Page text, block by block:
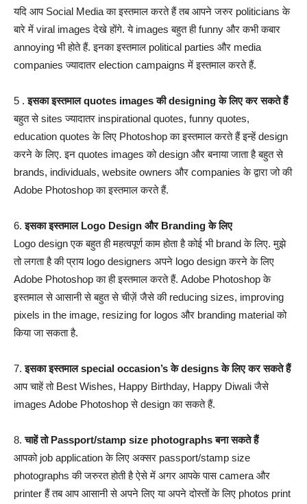
यदि आप Social Media का इस्तमाल करते हैं तब आपने जरुर politicians के
बारे में viral images देखे होंगे. ये images बहुत ही funny और कभी कबार
annoying भी होते हैं. इनका इस्तमाल political parties और media
companies ज्यादातर election campaigns में इस्तमाल करते हैं.
5 .इसका इस्तमाल quotes images की designing के लिए कर सकते हैं
बहुत से sites ज्यादातर inspirational quotes, funny quotes,
education quotes के लिए Photoshop का इस्तमाल करते हैं इन्हें design
करने के लिए. इन quotes images को design और बनाया जाता है बहुत से
brands, individuals, website owners और companies के द्वारा जो की
Adobe Photoshop का इस्तमाल करते हैं.
6.इसका इस्तमाल Logo Design और Branding के लिए
Logo design एक बहुत ही महत्वपूर्ण काम होता है कोई भी brand के लिए. मुझे
तो लगता है की प्राय logo designers अपने logo design करने के लिए
Adobe Photoshop का ही इस्तमाल करते हैं. Adobe Photoshop के
इस्तमाल से आसानी से बहुत से चीज़ें जैसे की reducing sizes, improving
pixels in the image, resizing for logos और branding material को
किया जा सकता है.
7.इसका इस्तमाल special occasion’s के designs के लिए कर सकते हैं
आप चाहें तो Best Wishes, Happy Birthday, Happy Diwali जैसे
images Adobe Photoshop से design का सकते हैं.
8.चाहें तो Passport/stamp size photographs बना सकते हैं
आपको job application के लिए अक्सर passport/stamp size
photographs की जरुरत होती है ऐसे में अगर आपके पास camera और
printer हैं तब आप आसानी से अपने लिए या अपने दोस्तों के लिए photos print